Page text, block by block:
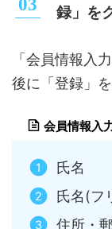
録」を
「会員情報入
後に「登録」
会員情報入
氏名
氏名(フ
住所・